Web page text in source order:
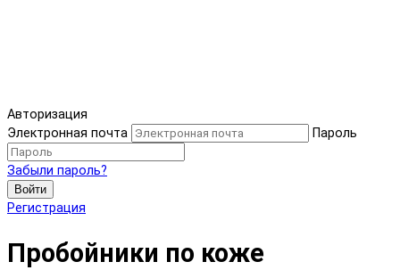
Авторизация
Электронная почта
Пароль
Забыли пароль?
Войти
Регистрация
Пробойники по коже